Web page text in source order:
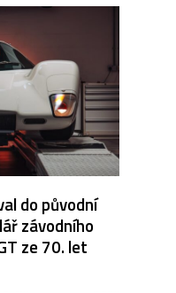
do původní
závodního
ze 70. let